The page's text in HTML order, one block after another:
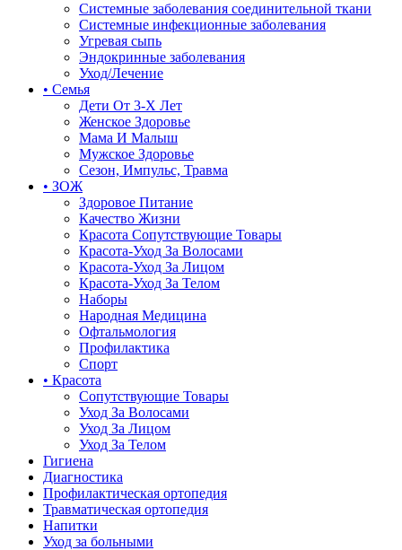
Системные заболевания соединительной ткани
Системные инфекционные заболевания
Угревая сыпь
Эндокринные заболевания
Уход/Лечение
• Семья
Дети От 3-Х Лет
Женское Здоровье
Мама И Малыш
Мужское Здоровье
Сезон, Импульс, Травма
• ЗОЖ
Здоровое Питание
Качество Жизни
Красота Сопутствующие Товары
Красота-Уход За Волосами
Красота-Уход За Лицом
Красота-Уход За Телом
Наборы
Народная Медицина
Офтальмология
Профилактика
Спорт
• Красота
Сопутствующие Товары
Уход За Волосами
Уход За Лицом
Уход За Телом
Гигиена
Диагностика
Профилактическая ортопедия
Травматическая ортопедия
Напитки
Уход за больными